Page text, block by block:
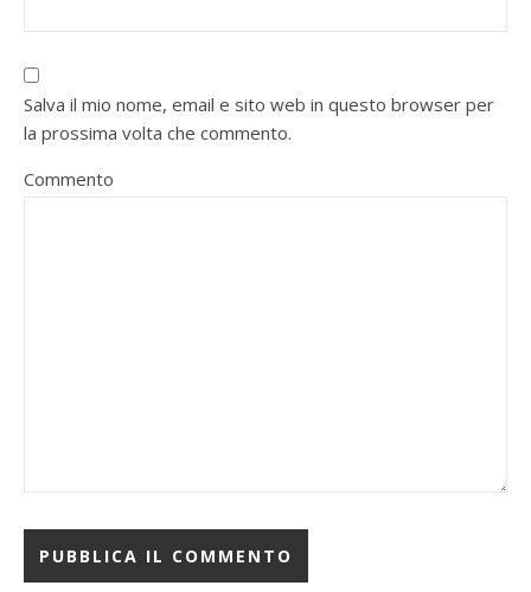
Salva il mio nome, email e sito web in questo browser per
la prossima volta che commento.
Commento